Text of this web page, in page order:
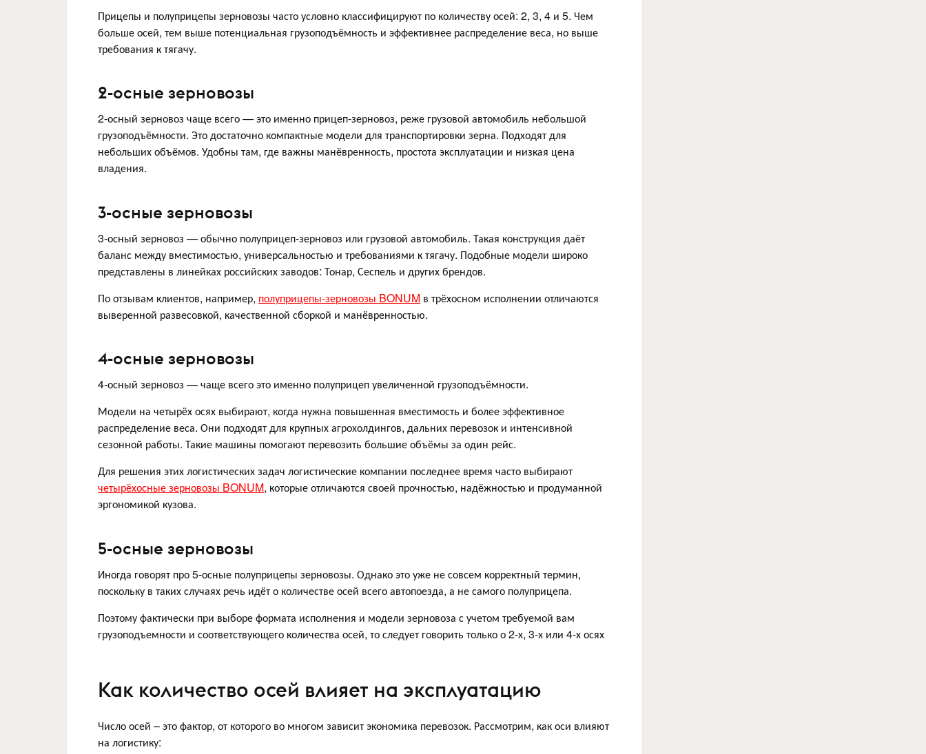
Прицепы и полуприцепы зерновозы часто условно классифицируют по количеству осей: 2, 3, 4 и 5. Чем
больше осей, тем выше потенциальная грузоподъёмность и эффективнее распределение веса, но выше
требования к тягачу.
2-осные зерновозы
2-осный зерновоз чаще всего — это именно прицеп-зерновоз, реже грузовой автомобиль небольшой
грузоподъёмности. Это достаточно компактные модели для транспортировки зерна. Подходят для
небольших объёмов. Удобны там, где важны манёвренность, простота эксплуатации и низкая цена
владения.
3-осные зерновозы
3-осный зерновоз — обычно полуприцеп-зерновоз или грузовой автомобиль. Такая конструкция даёт
баланс между вместимостью, универсальностью и требованиями к тягачу. Подобные модели широко
представлены в линейках российских заводов: Тонар, Сеспель и других брендов.
По отзывам клиентов, например, полуприцепы-зерновозы BONUM в трёхосном исполнении отличаются
выверенной развесовкой, качественной сборкой и манёвренностью.
4-осные зерновозы
4-осный зерновоз — чаще всего это именно полуприцеп увеличенной грузоподъёмности.
Модели на четырёх осях выбирают, когда нужна повышенная вместимость и более эффективное
распределение веса. Они подходят для крупных агрохолдингов, дальних перевозок и интенсивной
сезонной работы. Такие машины помогают перевозить большие объёмы за один рейс.
Для решения этих логистических задач логистические компании последнее время часто выбирают
четырёхосные зерновозы BONUM, которые отличаются своей прочностью, надёжностью и продуманной
эргономикой кузова.
5-осные зерновозы
Иногда говорят про 5-осные полуприцепы зерновозы. Однако это уже не совсем корректный термин,
поскольку в таких случаях речь идёт о количестве осей всего автопоезда, а не самого полуприцепа.
Поэтому фактически при выборе формата исполнения и модели зерновоза с учетом требуемой вам
грузоподъемности и соответствующего количества осей, то следует говорить только о 2-х, 3-х или 4-х осях
Как количество осей влияет на эксплуатацию
Число осей – это фактор, от которого во многом зависит экономика перевозок. Рассмотрим, как оси влияют
на логистику: